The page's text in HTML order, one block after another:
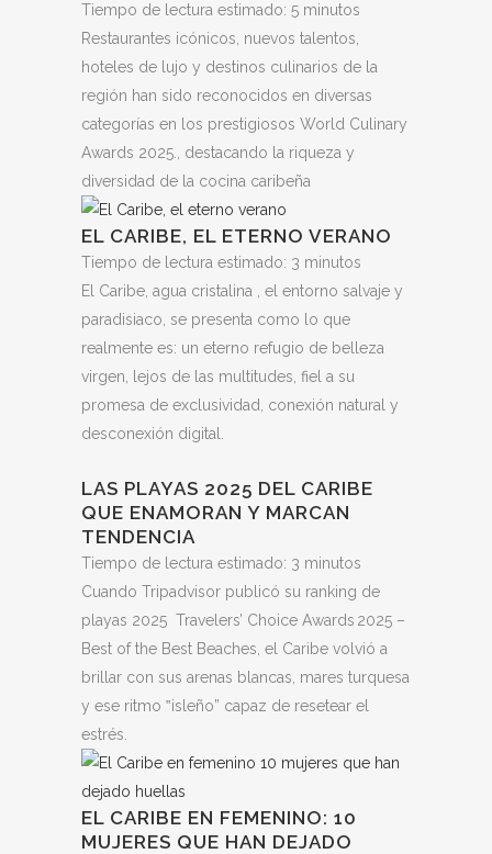
Tiempo de lectura estimado: 5 minutos
Restaurantes icónicos, nuevos talentos,
hoteles de lujo y destinos culinarios de la
región han sido reconocidos en diversas
categorías en los prestigiosos World Culinary
Awards 2025., destacando la riqueza y
diversidad de la cocina caribeña
EL CARIBE, EL ETERNO VERANO
Tiempo de lectura estimado: 3 minutos
El Caribe, agua cristalina , el entorno salvaje y
paradisiaco, se presenta como lo que
realmente es: un eterno refugio de belleza
virgen, lejos de las multitudes, fiel a su
promesa de exclusividad, conexión natural y
desconexión digital.
LAS PLAYAS 2025 DEL CARIBE
QUE ENAMORAN Y MARCAN
TENDENCIA
Tiempo de lectura estimado: 3 minutos
Cuando Tripadvisor publicó su ranking de
playas 2025 Travelers’ Choice Awards 2025 –
Best of the Best Beaches, el Caribe volvió a
brillar con sus arenas blancas, mares turquesa
y ese ritmo ‟isleño” capaz de resetear el
estrés.
EL CARIBE EN FEMENINO: 10
MUJERES QUE HAN DEJADO